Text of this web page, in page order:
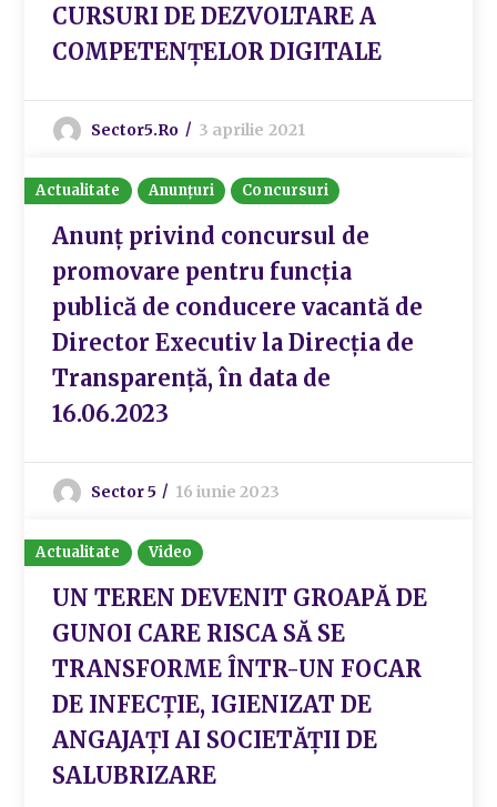
CURSURI DE DEZVOLTARE A
COMPETENȚELOR DIGITALE
Sector5.ro 3 aprilie 2021
Actualitate Anunțuri Concursuri
Anunț privind concursul de
promovare pentru funcția
publică de conducere vacantă de
Director Executiv la Direcția de
Transparență, în data de
16.06.2023
Sector 5 16 iunie 2023
Actualitate Video
UN TEREN DEVENIT GROAPĂ DE
GUNOI CARE RISCA SĂ SE
TRANSFORME ÎNTR-UN FOCAR
DE INFECȚIE, IGIENIZAT DE
ANGAJAȚI AI SOCIETĂȚII DE
SALUBRIZARE